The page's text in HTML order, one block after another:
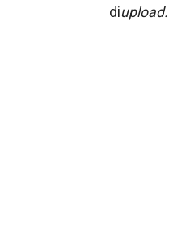
diupload.